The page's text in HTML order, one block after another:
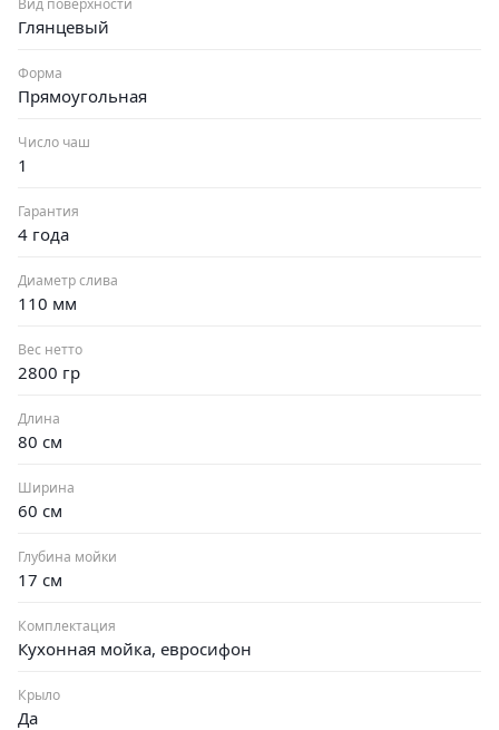
Вид поверхности
Глянцевый
Форма
Прямоугольная
Число чаш
1
Гарантия
4 года
Диаметр слива
110 мм
Вес нетто
2800 гр
Длина
80 см
Ширина
60 см
Глубина мойки
17 см
Комплектация
Кухонная мойка, евросифон
Крыло
Да